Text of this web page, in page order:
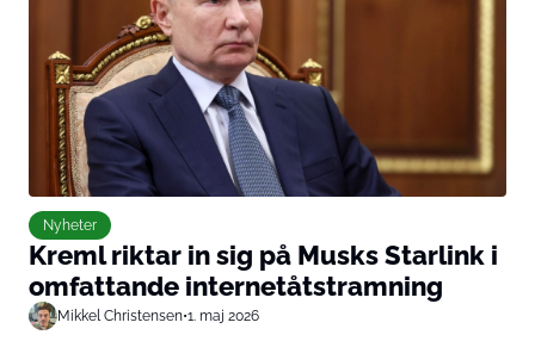
Nyheter
Kreml riktar in sig på Musks Starlink i
omfattande internetåtstramning
Mikkel Christensen•1. maj 2026